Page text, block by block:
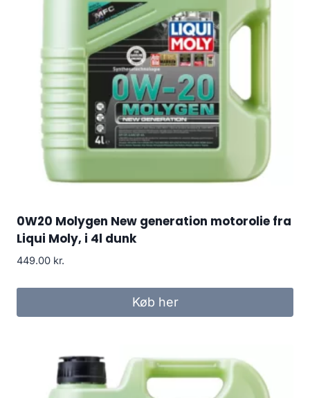
0W20 Molygen New generation motorolie fra
Liqui Moly, i 4l dunk
449.00 kr.
Køb her